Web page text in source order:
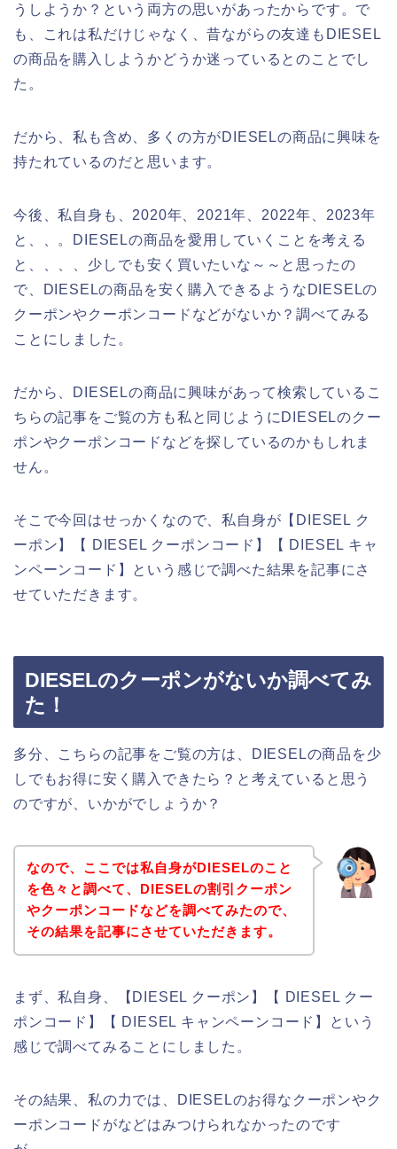
うしようか？という両方の思いがあったからです。で
も、これは私だけじゃなく、昔ながらの友達もDIESEL
の商品を購入しようかどうか迷っているとのことでし
た。
だから、私も含め、多くの方がDIESELの商品に興味を
持たれているのだと思います。
今後、私自身も、2020年、2021年、2022年、2023年
と、、。DIESELの商品を愛用していくことを考える
と、、、、少しでも安く買いたいな～～と思ったの
で、DIESELの商品を安く購入できるようなDIESELの
クーポンやクーポンコードなどがないか？調べてみる
ことにしました。
だから、DIESELの商品に興味があって検索しているこ
ちらの記事をご覧の方も私と同じようにDIESELのクー
ポンやクーポンコードなどを探しているのかもしれま
せん。
そこで今回はせっかくなので、私自身が【DIESEL ク
ーポン】【 DIESEL クーポンコード】【 DIESEL キャ
ンペーンコード】という感じで調べた結果を記事にさ
せていただきます。
DIESELのクーポンがないか調べてみ
た！
多分、こちらの記事をご覧の方は、DIESELの商品を少
しでもお得に安く購入できたら？と考えていると思う
のですが、いかがでしょうか？
なので、ここでは私自身がDIESELのこと
を色々と調べて、DIESELの割引クーポン
やクーポンコードなどを調べてみたので、
その結果を記事にさせていただきます。
まず、私自身、【DIESEL クーポン】【 DIESEL クー
ポンコード】【 DIESEL キャンペーンコード】という
感じで調べてみることにしました。
その結果、私の力では、DIESELのお得なクーポンやク
ーポンコードがなどはみつけられなかったのです